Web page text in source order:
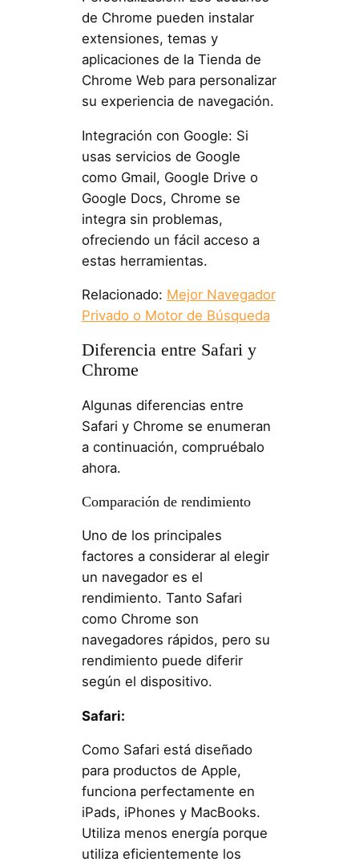
de Chrome pueden instalar
extensiones, temas y
aplicaciones de la Tienda de
Chrome Web para personalizar
su experiencia de navegación.
Integración con Google: Si
usas servicios de Google
como Gmail, Google Drive o
Google Docs, Chrome se
integra sin problemas,
ofreciendo un fácil acceso a
estas herramientas.
Relacionado: Mejor Navegador
Privado o Motor de Búsqueda
Diferencia entre Safari y
Chrome
Algunas diferencias entre
Safari y Chrome se enumeran
a continuación, compruébalo
ahora.
Comparación de rendimiento
Uno de los principales
factores a considerar al elegir
un navegador es el
rendimiento. Tanto Safari
como Chrome son
navegadores rápidos, pero su
rendimiento puede diferir
según el dispositivo.
Safari:
Como Safari está diseñado
para productos de Apple,
funciona perfectamente en
iPads, iPhones y MacBooks.
Utiliza menos energía porque
utiliza eficientemente los